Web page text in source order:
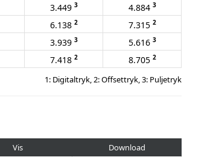
3.449 3 4.884 3
6.138 2 7.315 2
3.939 3 5.616 3
7.418 2 8.705 2
1: Digitaltryk, 2: Offsettryk, 3: Puljetryk
Vis
Download